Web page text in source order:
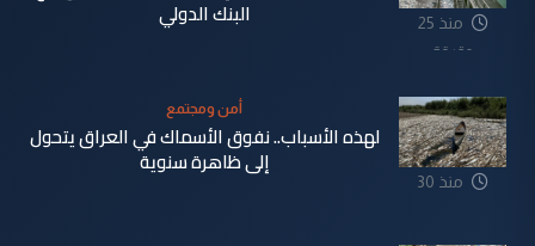
منذ 25
دقيقة
البنك الدولي
منذ 30
أمن ومجتمع
لهذه الأسباب.. نفوق الأسماك في العراق يتحول
إلى ظاهرة سنوية